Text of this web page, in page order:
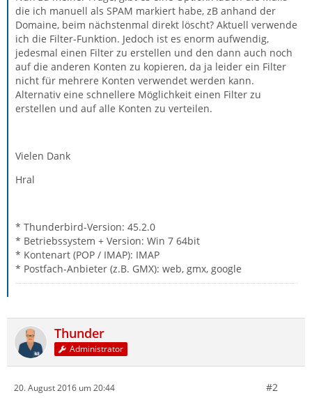
die ich manuell als SPAM markiert habe, zB anhand der
Domaine, beim nächstenmal direkt löscht? Aktuell verwende
ich die Filter-Funktion. Jedoch ist es enorm aufwendig,
jedesmal einen Filter zu erstellen und den dann auch noch
auf die anderen Konten zu kopieren, da ja leider ein Filter
nicht für mehrere Konten verwendet werden kann.
Alternativ eine schnellere Möglichkeit einen Filter zu
erstellen und auf alle Konten zu verteilen.
Vielen Dank
Hral
* Thunderbird-Version: 45.2.0
* Betriebssystem + Version: Win 7 64bit
* Kontenart (POP / IMAP): IMAP
* Postfach-Anbieter (z.B. GMX): web, gmx, google
Thunder
Administrator
20. August 2016 um 20:44 #2